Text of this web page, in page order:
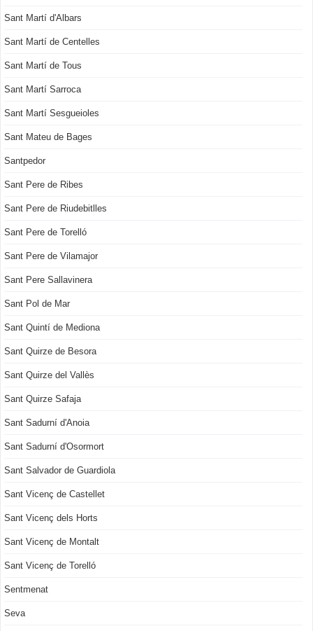
Sant Martí d'Albars
Sant Martí de Centelles
Sant Martí de Tous
Sant Martí Sarroca
Sant Martí Sesgueioles
Sant Mateu de Bages
Santpedor
Sant Pere de Ribes
Sant Pere de Riudebitlles
Sant Pere de Torelló
Sant Pere de Vilamajor
Sant Pere Sallavinera
Sant Pol de Mar
Sant Quintí de Mediona
Sant Quirze de Besora
Sant Quirze del Vallès
Sant Quirze Safaja
Sant Sadurní d'Anoia
Sant Sadurní d'Osormort
Sant Salvador de Guardiola
Sant Vicenç de Castellet
Sant Vicenç dels Horts
Sant Vicenç de Montalt
Sant Vicenç de Torelló
Sentmenat
Seva